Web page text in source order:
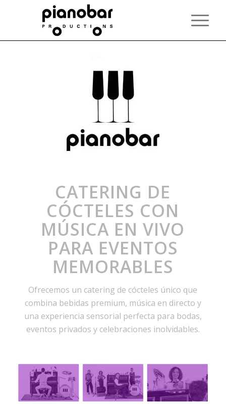
CATERING DE
CÓCTELES CON
MÚSICA EN VIVO
PARA EVENTOS
MEMORABLES
Ofrecemos un catering de cócteles único que
combina bebidas premium, música en directo y
una experiencia sensorial perfecta para bodas,
eventos privados y celebraciones inolvidables.